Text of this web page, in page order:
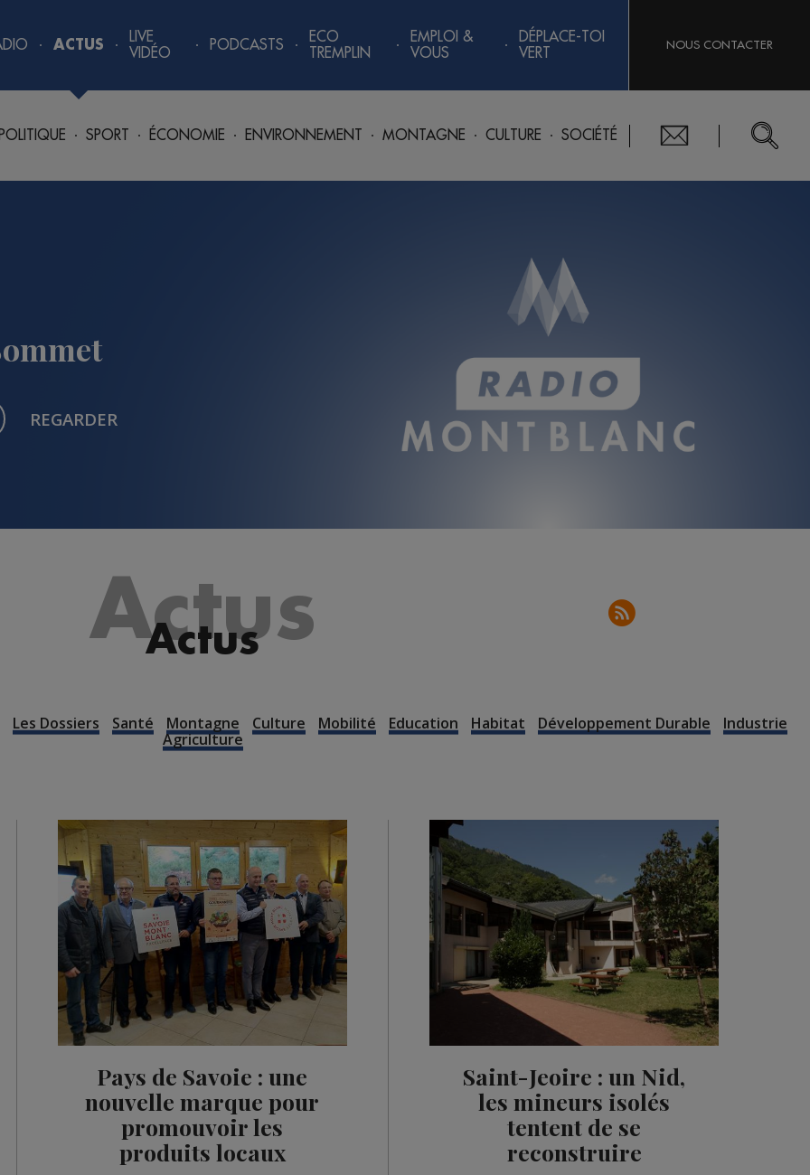
ACTUS
POLITIQUE SPORT ÉCONOMIE ENVIRONNEMENT MONTAGNE CULTURE SOCIÉTÉ
LIVE
VIDÉO
PODCASTS
ECO
TREMPLIN
EMPLOI &
VOUS
DÉPLACE-TOI
VERT
NOUS CONTACTER
REGARDER
Actus
Actus
Les Dossiers Santé Montagne Culture Mobilité Education Habitat Développement Durable
Industrie
Agriculture
Pays de Savoie : une
nouvelle marque pour
promouvoir les
produits locaux
Saint-Jeoire : un Nid,
les mineurs isolés
tentent de se
reconstruire